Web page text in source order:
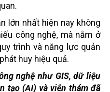
lớn nhất hiện nay không
công nghệ, mà nằm ở
trình và năng lực quản
huy hiệu quả.
nghệ như GIS, dữ liệu
tạo (AI) và viễn thám đã